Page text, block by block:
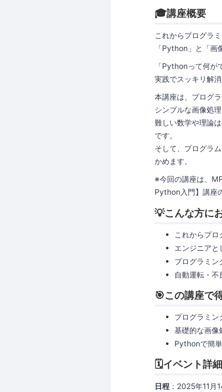
🎓講座概要
これからプログラ
「Python」と「
「Pythonって何が
実践でスッキリ解
本講座は、プログ
シンプルな画像処
難しい数学や理論
です。
そして、プログラ
かめます。
※今回の講座は、
Python入門】講座
💡こんな方に
これからプ
エンジニアと
プログラミン
自動運転・
🎯この講座で
プログラミン
基礎的な画像
Pythonで簡
🗓イベント詳細
日程 ：2025年11